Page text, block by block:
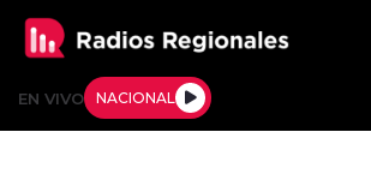
EN VIVO NACIONAL